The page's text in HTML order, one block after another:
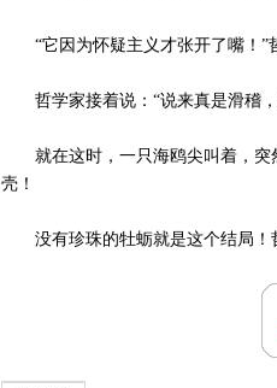
“它因为怀疑主义才张开了嘴！”
哲学家接着说：“说来真是滑稽，
就在这时，一只海鸥尖叫着，突
壳！
没有珍珠的牡蛎就是这个结局！